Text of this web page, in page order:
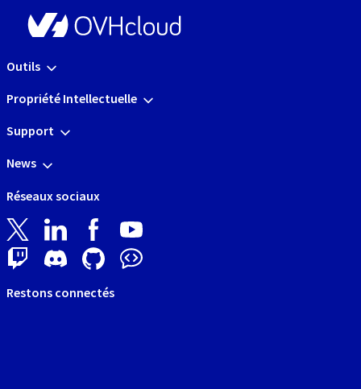
Outils
Propriété Intellectuelle
Support
News
Réseaux sociaux
Restons connectés